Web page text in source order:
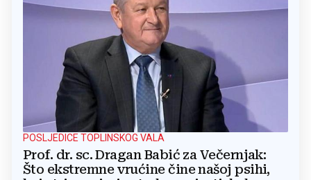
POSLJEDICE TOPLINSKOG VALA
Prof. dr. sc. Dragan Babić za Večernjak:
Što ekstremne vrućine čine našoj psihi,